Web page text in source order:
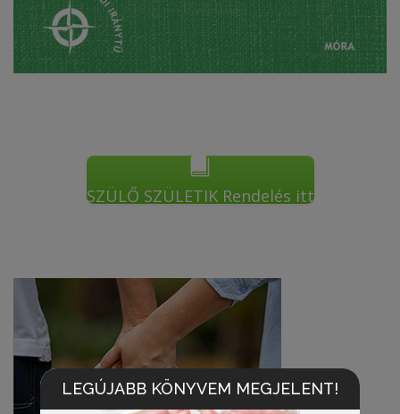
SZÜLŐ SZÜLETIK Rendelés itt
LEGÚJABB KÖNYVEM MEGJELENT!